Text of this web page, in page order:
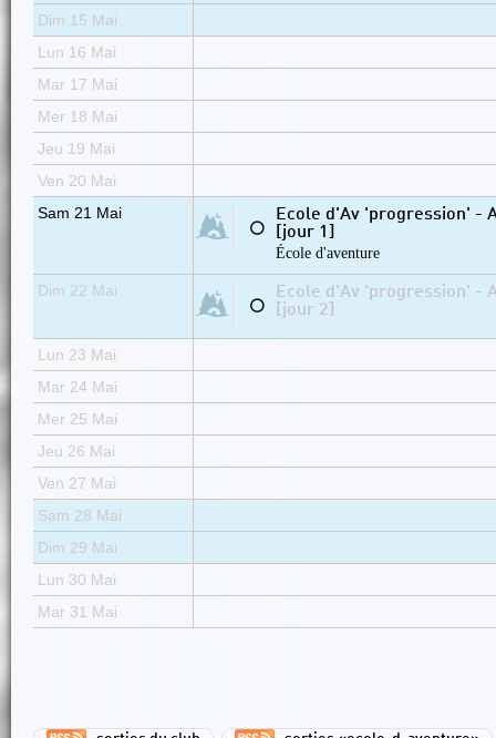
Dim 15 Mai
Lun 16 Mai
Mar 17 Mai
Mer 18 Mai
Jeu 19 Mai
Ven 20 Mai
Sam 21 Mai
⚪
Ecole d'Av 'progression' -
[jour 1]
École d'aventure
Dim 22 Mai
⚪
Ecole d'Av 'progression' -
[jour 2]
Lun 23 Mai
Mar 24 Mai
Mer 25 Mai
Jeu 26 Mai
Ven 27 Mai
Sam 28 Mai
Dim 29 Mai
Lun 30 Mai
Mar 31 Mai